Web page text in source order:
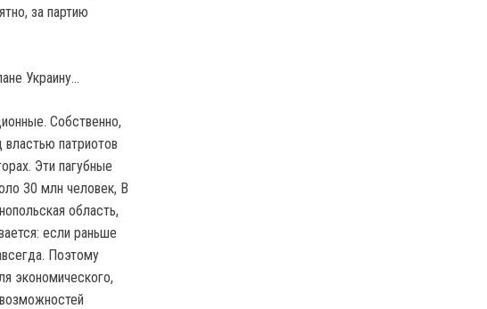
за партию
Украину…
Собственно,
властью патриотов
Эти пагубные
30 млн человек, В
область,
если раньше
Поэтому
экономического,